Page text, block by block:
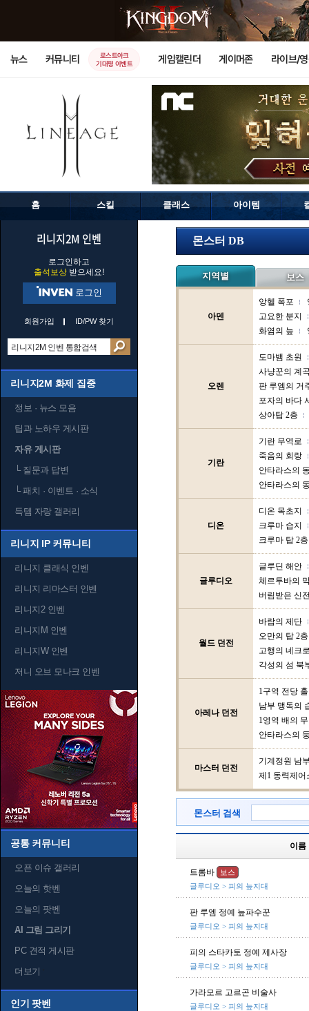
뉴스 커뮤니티
로스트아크
기대평 이벤트
게임캘린더 게이머존 라이브/
홈 스킬 클래스 아이템
리니지2M 인벤
로그인하고
출석보상 받으세요!
로그인
회원가입 ID/PW 찾기
리니지2M 화제 집중
정보 · 뉴스 모음
팁과 노하우 게시판
자유 게시판
└질문과 답변
└패치 · 이벤트 · 소식
득템 자랑 갤러리
리니지 IP 커뮤니티
리니지 클래식 인벤
리니지 리마스터 인벤
리니지2 인벤
리니지M 인벤
리니지W 인벤
저니 오브 모나크 인벤
공통 커뮤니티
오픈 이슈 갤러리
오늘의 핫벤
오늘의 팟벤
AI 그림 그리기
PC 견적 게시판
더보기
인기 팟벤
몬스터 DB
지역별 보스
아덴
앙헬 폭포
고요한 분지
화염의 늪
오렌
도마뱀 초원
사냥꾼의 계
판 루엠의 거
포자의 바다
상아탑 2층
기란
기란 무역로
죽음의 회랑
안타라스의
안타라스의
디온
디온 목초지
크루마 습지
크루마 탑 2층
글루디오
글루딘 해안
체르투바의
버림받은 신
월드 던전
바람의 제단
오만의 탑 2층
고행의 네크
각성의 섬 북
아레나 던전
1구역 전당 홀
남부 맹독의
1영역 배의
안타라스의
마스터 던전
기계정원 남
제1 동력제어
몬스터 검색
이름
트롬바
보스
글루디오 > 피의 늪지대
판 루엠 정예 늪파수꾼
글루디오 > 피의 늪지대
피의 스타카토 정예 제사장
글루디오 > 피의 늪지대
가라모르 고르곤 비술사
글루디오 > 피의 늪지대